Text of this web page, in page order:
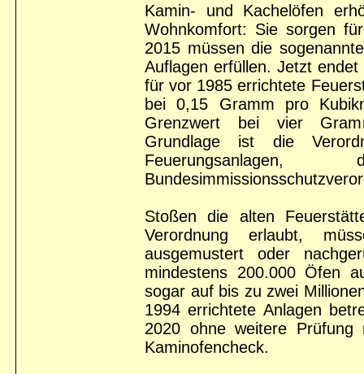
Kamin- und Kachelöfen
Wohnkomfort: Sie sorgen
2015 müssen die
Auflagen erfüllen. Jetzt
für vor 1985 errichtete
bei 0,15 Gramm pro
Grenzwert bei vier
Grundlage ist die
Stoßen die alten
Verordnung erlaubt,
ausgemustert oder
mindestens 200.000 Öfen
sogar auf bis zu zwei
1994 errichtete Anlagen
2020 ohne weitere
Kaminofencheck.